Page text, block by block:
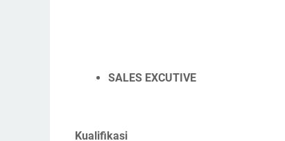
SALES EXCUTIVE
Kualifikasi